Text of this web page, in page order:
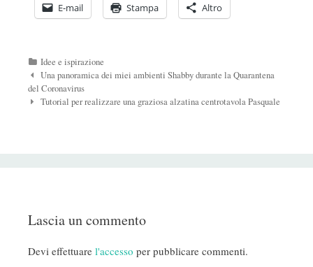
E-mail Stampa Altro
Categorie
Idee e ispirazione
Navigazione
Post
Una panoramica dei miei ambienti Shabby durante la Quarantena
del Coronavirus
Tutorial per realizzare una graziosa alzatina centrotavola Pasquale
Lascia un commento
Devi effettuare l'accesso per pubblicare commenti.